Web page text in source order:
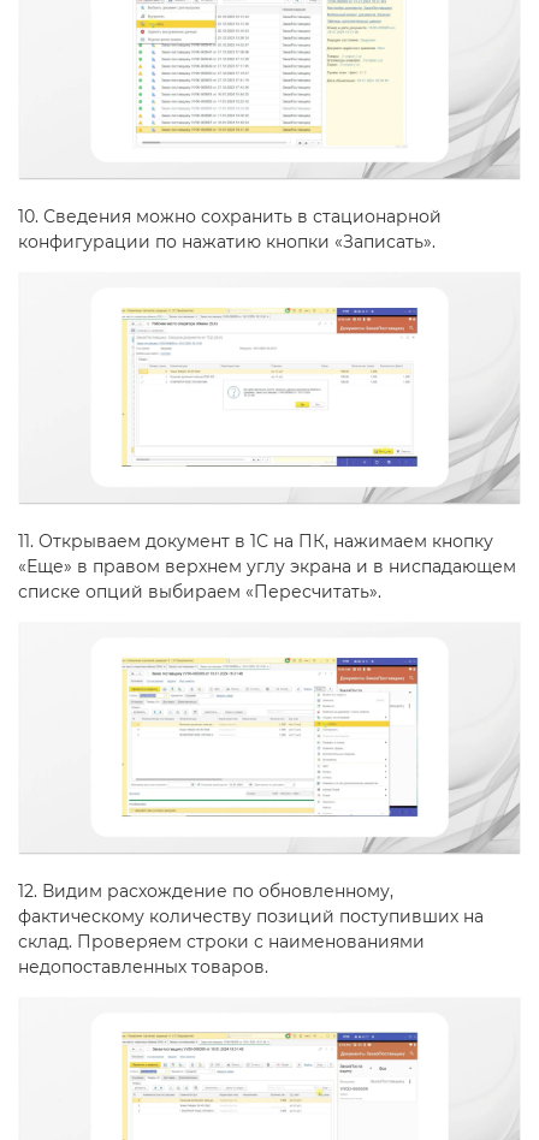
10. Сведения можно сохранить в стационарной
конфигурации по нажатию кнопки «Записать».
11. Открываем документ в 1С на ПК, нажимаем кнопку
«Еще» в правом верхнем углу экрана и в ниспадающем
списке опций выбираем «Пересчитать».
12. Видим расхождение по обновленному,
фактическому количеству позиций поступивших на
склад. Проверяем строки с наименованиями
недопоставленных товаров.